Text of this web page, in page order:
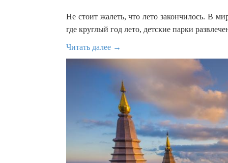
Не стоит жалеть, что лето закончилось. В
где круглый год лето, детские парки
Читать далее →